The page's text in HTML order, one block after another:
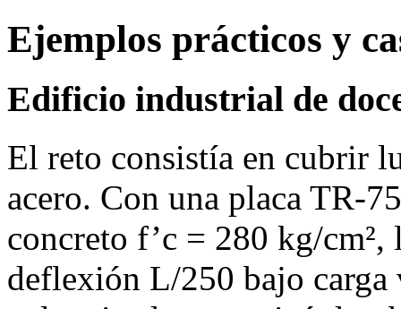
Ejemplos prácticos y
Edificio industrial de
El reto consistía en cubrir
acero. Con una placa
concreto f’c = 280 kg/
deflexión L/250 bajo carga